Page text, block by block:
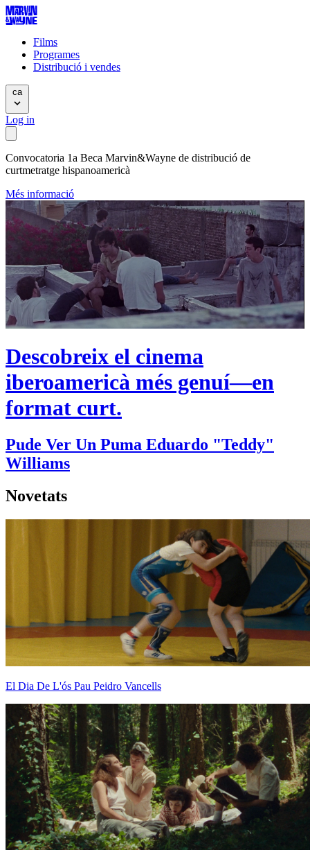
Films
Programes
Distribució i vendes
ca
Log in
Convocatoria 1a Beca Marvin&Wayne de distribució de
curtmetratge hispanoamericà
Més informació
Descobreix el cinema
iberoamericà més genuí—en
format curt.
Pude Ver Un Puma Eduardo "Teddy"
Williams
Novetats
El Dia De L'ós Pau Peidro Vancells